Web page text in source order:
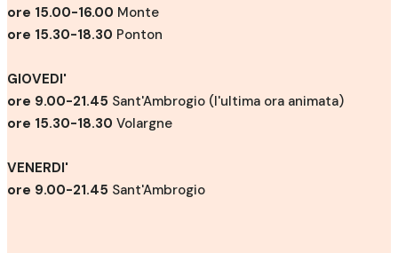
ore 15.00-16.00 Monte
ore 15.30-18.30 Ponton
GIOVEDI'
ore 9.00-21.45 Sant'Ambrogio (l'ultima ora animata)
ore 15.30-18.30 Volargne
VENERDI'
ore 9.00-21.45 Sant'Ambrogio